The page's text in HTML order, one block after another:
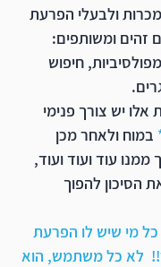
ולבעלי הפרעת
זהים ומשותפים:
חיפוש
אלו יש צורך פנימי
במוח ולאחר מכן
ממנו עוד ועוד ועוד,
הסיכון להפוך
מי שיש לו הפרעת
לא כל משתמש, הוא